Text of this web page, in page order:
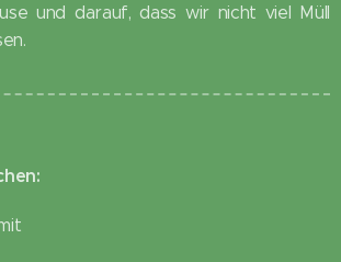
und darauf, dass wir nicht viel Müll